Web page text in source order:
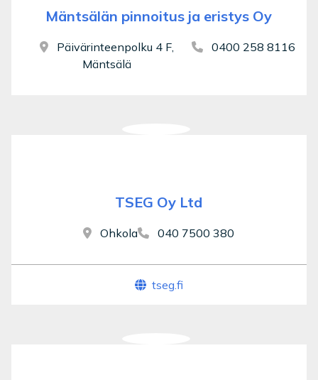
Mäntsälän pinnoitus ja eristys Oy
Päivärinteenpolku 4 F,
Mäntsälä
0400 258 8116
TSEG Oy Ltd
Ohkola 040 7500 380
tseg.fi